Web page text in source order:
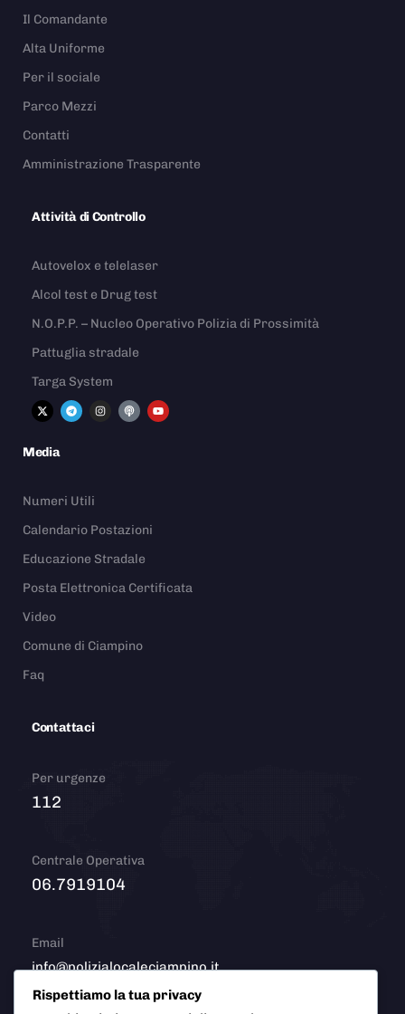
Il Comandante
Alta Uniforme
Per il sociale
Parco Mezzi
Contatti
Amministrazione Trasparente
Attività di Controllo
Autovelox e telelaser
Alcol test e Drug test
N.O.P.P. – Nucleo Operativo Polizia di Prossimità
Pattuglia stradale
Targa System
Media
Numeri Utili
Calendario Postazioni
Educazione Stradale
Posta Elettronica Certificata
Video
Comune di Ciampino
Faq
Contattaci
Per urgenze
112
Centrale Operativa
06.7919104
Email
info@polizialocaleciampino.it
Rispettiamo la tua privacy